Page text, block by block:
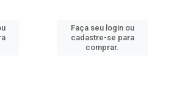
Faça seu login ou
cadastre-se para
comprar.